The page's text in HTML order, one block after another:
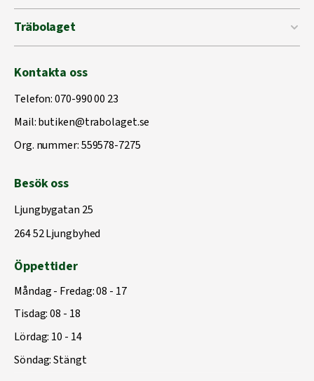
Träbolaget
Kontakta oss
Telefon:070-990 00 23
Mail:butiken@trabolaget.se
Org. nummer: 559578-7275
Besök oss
Ljungbygatan 25
264 52 Ljungbyhed
Öppettider
Måndag - Fredag: 08 - 17
Tisdag: 08 - 18
Lördag: 10 - 14
Söndag: Stängt